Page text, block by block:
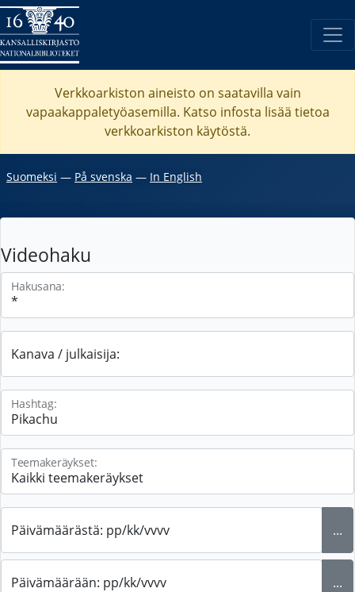
Verkkoarkiston aineisto on saatavilla vain
vapaakappaletyöasemilla. Katso infosta lisää tietoa
verkkoarkiston käytöstä.
Suomeksi ― På svenska ― In English
Videohaku
Hakusana:
Kanava / julkaisija:
Hashtag:
Teemakeräykset:
Päivämäärästä: pp/kk/vvvv ...
Päivämäärään: pp/kk/vvvv ...